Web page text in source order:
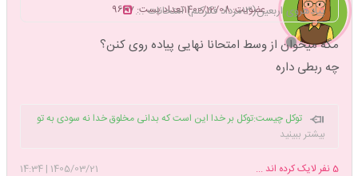
عضویت: 1400/12/08 تعداد پست: 9667
پیادهروی اربعین(۱۳مرداد فکرکنم) امتحانات ...
مگه میخوان از وسط امتحانا نهایی پیاده روی کنن؟
چه ربطی داره
توکل چیست:توکل بر خدا این است که بدانی مخلوق خدا نه سودی به تو
می رساند نه ضرری .وازغیرخداکاملا مایوس و ناامید شوی(جبرئیل)،
میدی به هیچ کس نگو خودت هم خوبیت رو فراموش کن اینجوری
بیشتر ببینید
1405/03/21
|
14:34 5 نفر لایک کرده اند ...